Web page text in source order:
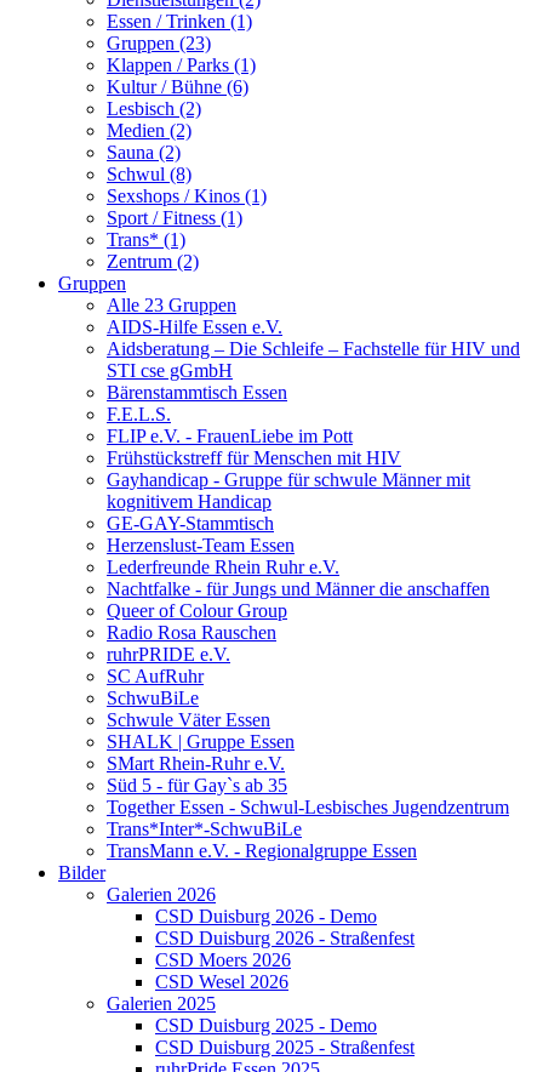
Essen / Trinken (1)
Gruppen (23)
Klappen / Parks (1)
Kultur / Bühne (6)
Lesbisch (2)
Medien (2)
Sauna (2)
Schwul (8)
Sexshops / Kinos (1)
Sport / Fitness (1)
Trans* (1)
Zentrum (2)
Gruppen
Alle 23 Gruppen
AIDS-Hilfe Essen e.V.
Aidsberatung – Die Schleife – Fachstelle für HIV und
STI cse gGmbH
Bärenstammtisch Essen
F.E.L.S.
FLIP e.V. - FrauenLiebe im Pott
Frühstückstreff für Menschen mit HIV
Gayhandicap - Gruppe für schwule Männer mit
kognitivem Handicap
GE-GAY-Stammtisch
Herzenslust-Team Essen
Lederfreunde Rhein Ruhr e.V.
Nachtfalke - für Jungs und Männer die anschaffen
Queer of Colour Group
Radio Rosa Rauschen
ruhrPRIDE e.V.
SC AufRuhr
SchwuBiLe
Schwule Väter Essen
SHALK | Gruppe Essen
SMart Rhein-Ruhr e.V.
Süd 5 - für Gay`s ab 35
Together Essen - Schwul-Lesbisches Jugendzentrum
Trans*Inter*-SchwuBiLe
TransMann e.V. - Regionalgruppe Essen
Bilder
Galerien 2026
CSD Duisburg 2026 - Demo
CSD Duisburg 2026 - Straßenfest
CSD Moers 2026
CSD Wesel 2026
Galerien 2025
CSD Duisburg 2025 - Demo
CSD Duisburg 2025 - Straßenfest